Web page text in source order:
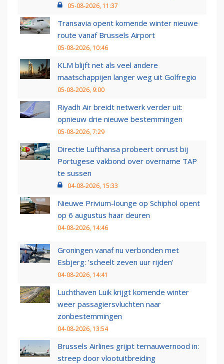
05-08-2026, 11:37
Transavia opent komende winter nieuwe
route vanaf Brussels Airport
05-08-2026, 10:46
KLM blijft net als veel andere
maatschappijen langer weg uit Golfregio
05-08-2026, 9:00
Riyadh Air breidt netwerk verder uit:
opnieuw drie nieuwe bestemmingen
05-08-2026, 7:29
Directie Lufthansa probeert onrust bij
Portugese vakbond over overname TAP
te sussen
04-08-2026, 15:33
Nieuwe Privium-lounge op Schiphol opent
op 6 augustus haar deuren
04-08-2026, 14:46
Groningen vanaf nu verbonden met
Esbjerg: 'scheelt zeven uur rijden'
04-08-2026, 14:41
Luchthaven Luik krijgt komende winter
weer passagiersvluchten naar
zonbestemmingen
04-08-2026, 13:54
Brussels Airlines grijpt ternauwernood in:
streep door vlootuitbreiding